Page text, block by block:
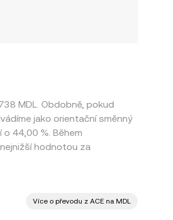
MDL. Obdobně, pokud
jako orientační směnný
44,00 %. Během
hodnotou za
Více o převodu z ACE na MDL